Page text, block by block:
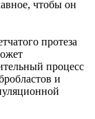
чтобы он
протеза
процесс
и